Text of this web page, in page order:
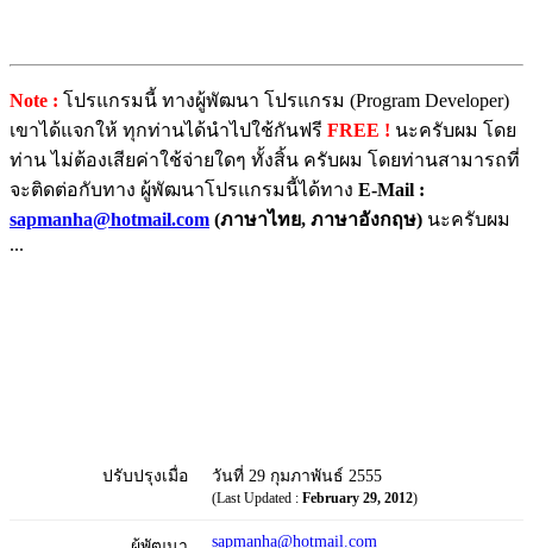
Note : โปรแกรมนี้ ทางผู้พัฒนา โปรแกรม (Program Developer)
เขาได้แจกให้ ทุกท่านได้นำไปใช้กันฟรี FREE ! นะครับผม โดย
ท่าน ไม่ต้องเสียค่าใช้จ่ายใดๆ ทั้งสิ้น ครับผม โดยท่านสามารถที่
จะติดต่อกับทาง ผู้พัฒนาโปรแกรมนี้ได้ทาง E-Mail :
sapmanha@hotmail.com (ภาษาไทย, ภาษาอังกฤษ) นะครับผม
...
ปรับปรุงเมื่อ วันที่ 29 กุมภาพันธ์ 2555
(Last Updated : February 29, 2012)
sapmanha@hotmail.com